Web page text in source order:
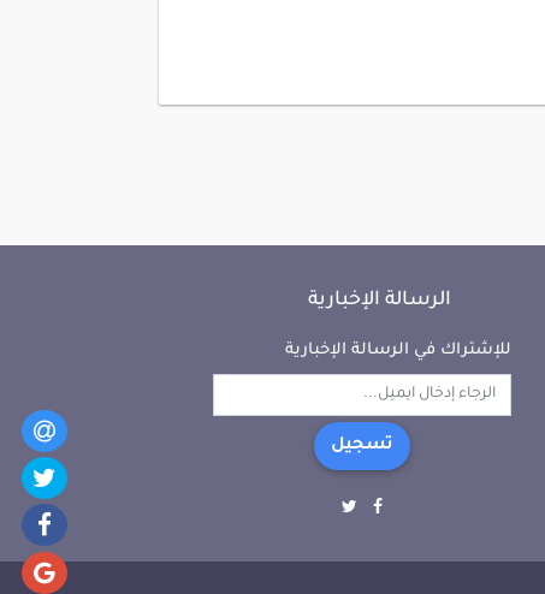
الرسالة الإخبارية
للإشتراك في الرسالة الإخبارية
تسجيل